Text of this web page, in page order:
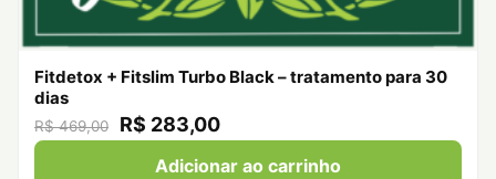
Fitdetox + Fitslim Turbo Black – tratamento para 30
dias
R$ 469,00 R$ 283,00
Adicionar ao carrinho